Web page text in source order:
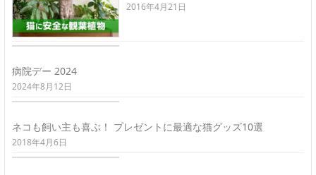
2016年4月21日
病院デー 2024
2024年8月12日
ネコも飼い主も喜ぶ！ プレゼントに最適な猫グッズ10選
2018年4月6日